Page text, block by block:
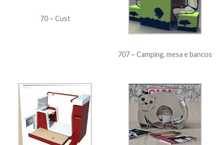
70 – Cust
707 – Camping, mesa e bancos